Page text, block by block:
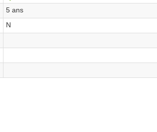
5 ans
N